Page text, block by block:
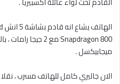
ميجابيكسل .
الان جاليري كامل للهاتف مسرب ،